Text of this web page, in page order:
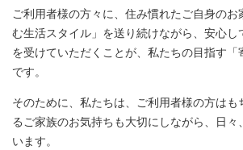
ご利用者様の方々に、住み慣れたご自身のお
む生活スタイル」を送り続けながら、安心し
を受けていただくことが、私たちの目指す「
です。
そのために、私たちは、ご利用者様の方はも
るご家族のお気持ちも大切にしながら、日々
います。